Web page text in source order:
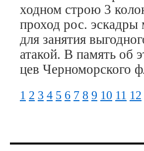
ход­ном строю 3
про­ход рос. эс­кад­ры
для за­ня­тия
ата­кой. В па­мять об
цев Чер­но­мор­ско­го
1 2 3 4 5 6 7 8 9 10 11 12